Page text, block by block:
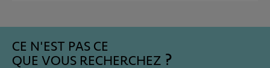
CE N'EST PAS CE
QUE VOUS RECHERCHEZ